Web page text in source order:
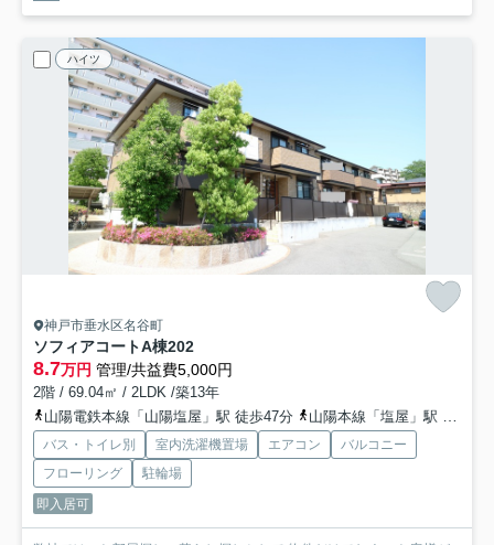
ハイツ
神戸市垂水区名谷町
ソフィアコートA棟202
8.7万円 管理/共益費5,000円
2階 / 69.04㎡ / 2LDK /築13年
山陽電鉄本線「山陽塩屋」駅 徒歩47分
山陽本線「塩屋」駅 徒歩47分
バス・トイレ別 室内洗濯機置場 エアコン
バルコニー
フローリング
駐輪場
即入居可